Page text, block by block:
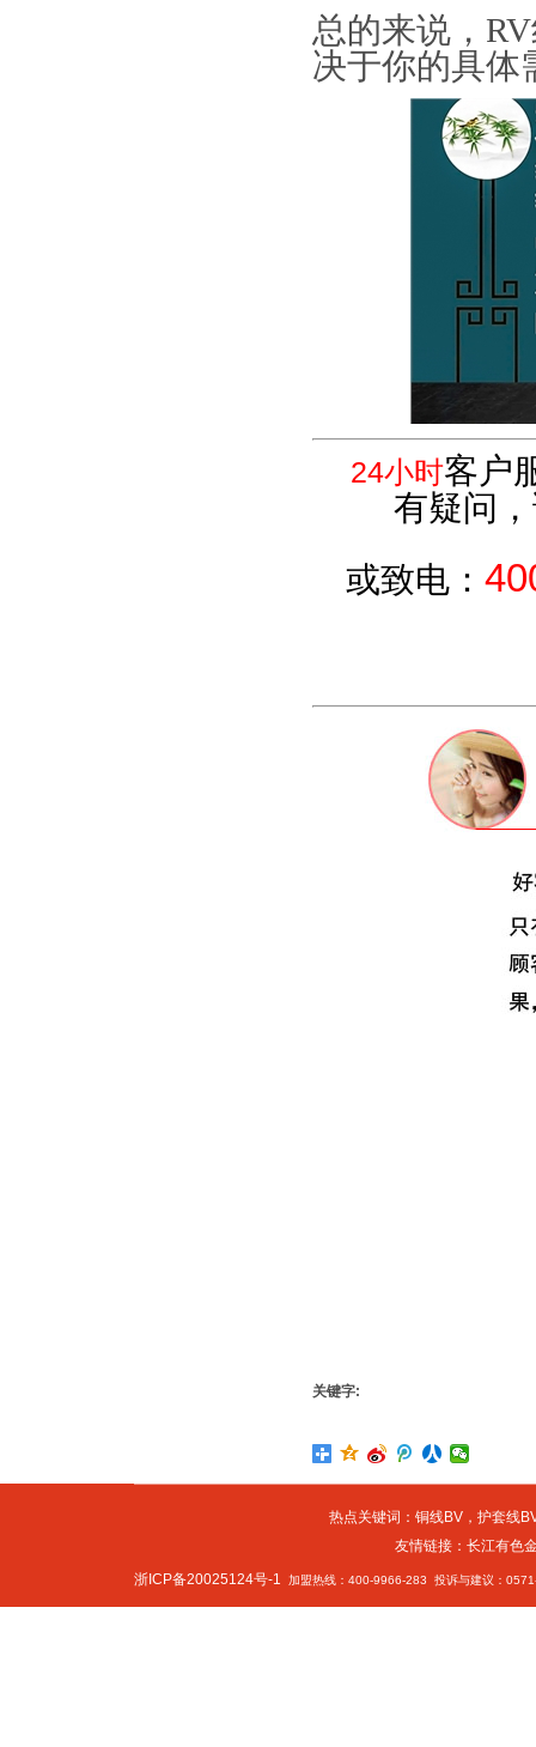
总的来说， RV
决于你的具体
24小时客户
有疑问
或致电：
关键字:
热点关键词： 铜线BV， 护套线
友情链接： 长江有色
浙ICP备20025124号-1 加盟热线：400-9966-283 投诉与建议：